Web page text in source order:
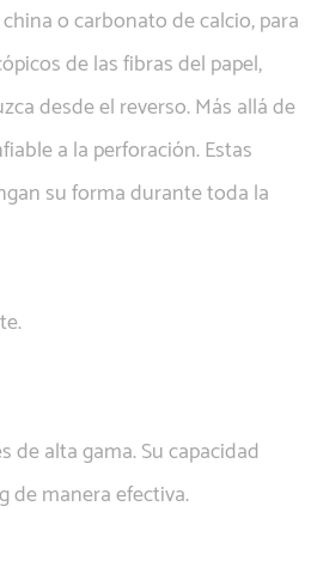
o carbonato de calcio, para
de las fibras del papel,
desde el reverso. Más allá de
a la perforación. Estas
su forma durante toda la
alta gama. Su capacidad
de manera efectiva.